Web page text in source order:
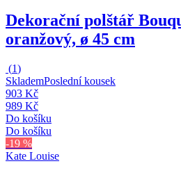
Dekorační polštář
oranžový, ø 45 cm
(1)
SklademPoslední kousek
903 Kč
989 Kč
Do košíku
Do košíku
-19 %
Kate Louise